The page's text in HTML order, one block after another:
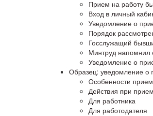
Прием на работу
Вход в личный
Уведомление о
Порядок
Госслужащий
Минтруд напомнил
Уведомление о
Образец: уведомление о
Особенности
Действия при
Для работника
Для работодателя